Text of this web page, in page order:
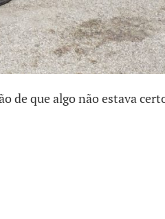
de que algo não estava